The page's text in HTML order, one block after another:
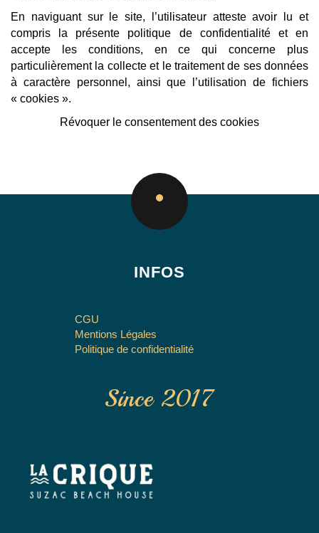
En naviguant sur le site, l’utilisateur atteste avoir lu et
compris la présente politique de confidentialité et en
accepte les conditions, en ce qui concerne plus
particulièrement la collecte et le traitement de ses données
à caractère personnel, ainsi que l’utilisation de fichiers
« cookies ».
Révoquer le consentement des cookies
INFOS
CGU
Mentions Légales
Politique de confidentialité
Since 2017